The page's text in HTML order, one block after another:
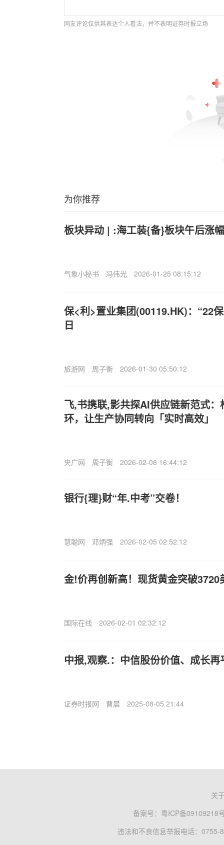
网友评论仅供其表达个人看法，并不表明证券时报立场
为你推荐
板块异动 | :海工装{备}板块午后涨
气象小秘书 冯伟光 2026-01-25 08:15:12
保<利>置业集团(00119.HK)：“22
日
旅游网 周子衡 2026-01-30 05:50:12
飞,书携联,影共探AI供应链新范式
环，让生产协同转向「实时高效」
央广网 周子衡 2026-02-08 16:44:12
银行{理}财“年.中考”交卷！
慧聪网 邓炳强 2026-02-05 02:52:12
金!价再创新高！现货黄金突破3720
国际在线 2026-02-01 02:32:12
中报,观察.：中信股份价值、成长再
证券时报网 曹晨 2025-08-05 21:44
关
备案号： 粤ICP备09109218
违法和不良信息举报电话：0755-